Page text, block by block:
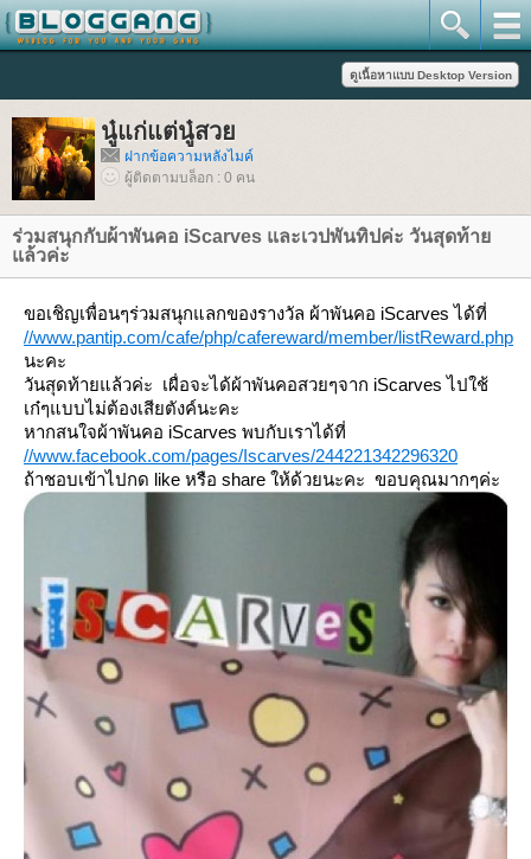
นู๋แก่แต่นู๋สว
ฝากข้อความหลังไมค์
ผู้ติดตามบล็อก : 0 คน
ร่วมสนุกกับผ้าพันคอ iScarves และเวปพันทิปค่ะ วันสุดท้า
ล้วค่ะ
ขอเชิญเพื่อนๆร่วมสนุกแลกของรางวัล ผ้าพันคอ iScarves ได้ที่
//www.pantip.com/cafe/php/cafereward/member/listReward.php
นะคะ
วันสุดท้ายแล้วค่ะ เผื่อจะได้ผ้าพันคอสวยๆจาก iScarves ไปใช้
เก๋ๆแบบไม่ต้องเสียตังค์นะคะ
หากสนใจผ้าพันคอ iScarves พบกับเราได้ที่
//www.facebook.com/pages/Iscarves/244221342296320
ถ้าชอบเข้าไปกด like หรือ share ให้ด้วยนะคะ ขอบคุณมากๆค่ะ